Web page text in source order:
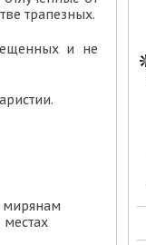
трапезных.
и не
мирянам